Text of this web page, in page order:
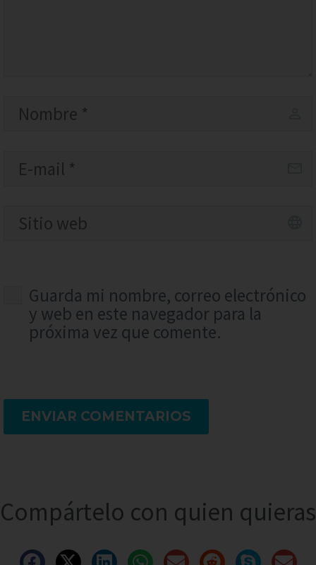
Guarda mi nombre, correo electrónico
y web en este navegador para la
próxima vez que comente.
ENVIAR COMENTARIOS
Compártelo con quien quieras